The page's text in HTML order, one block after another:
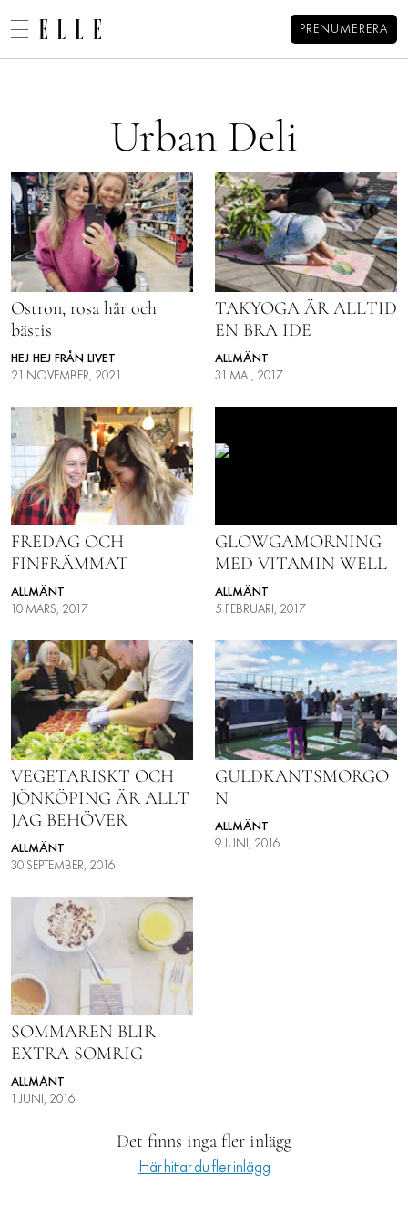
PRENUMERERA
MAT & VIN
VIDEO
BLOGGAR
HOROSKOP
ELLE-GALAN
NÖJE
LIFESTYLE
HÄLSA
RESOR
PRENUMERERA
NYHETSBREV
KIDS
KONTAKT
OM OSS
OM COOKIES
HANTERA PREFERENSER
INTEGRITETSPOLICY
ALLA ÄMNEN
VÅRA SKRIBENTER
Alexandra Pizzonis blogg MENY
HEM
OM ALEXANDRA
KATEGORIER
ARKIV
KONTAKT
Urban Deli
Ostron, rosa hår och
bästis
HEJ HEJ FRÅN LIVET
21 NOVEMBER, 2021
TAKYOGA ÄR ALLTID
EN BRA IDE
ALLMÄNT
31 MAJ, 2017
FREDAG OCH
FINFRÄMMAT
ALLMÄNT
10 MARS, 2017
GLOWGAMORNING
MED VITAMIN WELL
ALLMÄNT
5 FEBRUARI, 2017
VEGETARISKT OCH
JÖNKÖPING ÄR ALLT
JAG BEHÖVER
ALLMÄNT
30 SEPTEMBER, 2016
GULDKANTSMORGO
N
ALLMÄNT
9 JUNI, 2016
SOMMAREN BLIR
EXTRA SOMRIG
ALLMÄNT
1 JUNI, 2016
Det finns inga fler inlägg
Här hittar du fler inlägg